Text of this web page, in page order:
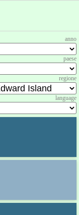
anno
paese
regione
language